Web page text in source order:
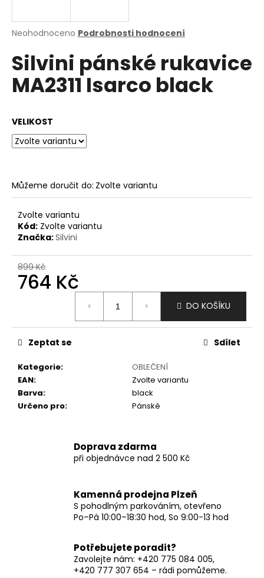
Průměrné
produktu
je
0,0
Neohodnoceno Podrobnosti hodnocení
Silvini pánské rukavice
MA2311 Isarco black
VELIKOST
Můžeme doručit do: Zvolte variantu
Zvolte variantu
Kód: Zvolte variantu
Značka:Silvini
899 Kč
764 Kč
DO KOŠÍKU
Kategorie:
OBLEČENÍ
EAN:
Zvolte variantu
Barva:
black
Určeno pro: Pánské
Zeptat se Sdílet
Doprava zdarma
při objednávce nad 2 500 Kč
Kamenná prodejna Plzeň
S pohodlným parkováním, otevřeno
Po–Pá 10:00–18:30 hod, So 9:00-13 hod
Potřebujete poradit?
Zavolejte nám: +420 775 084 005,
+420 777 307 654 – rádi pomůžeme.
j
t
?
D
o
p
o
u
č
u
e